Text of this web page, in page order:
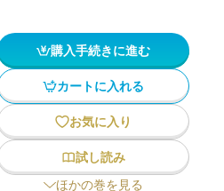
購入手続きに進む
カートに入れる
お気に入り
試し読み
ほかの巻を見る